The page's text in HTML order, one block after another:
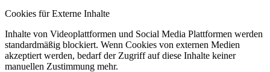
Cookies für Externe Inhalte
Inhalte von Videoplattformen und Social Media Plattformen werden
standardmäßig blockiert. Wenn Cookies von externen Medien
akzeptiert werden, bedarf der Zugriff auf diese Inhalte keiner
manuellen Zustimmung mehr.